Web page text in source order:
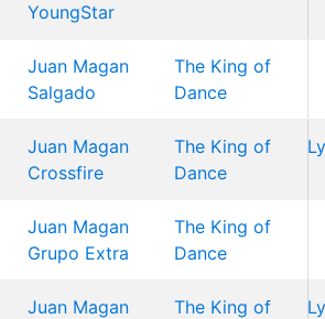
YoungStar
Juan Magan
Salgado
The King of
Dance
Juan Magan
Crossfire
The King of
Dance
Juan Magan
Grupo Extra
The King of
Dance
Juan Magan
The King of